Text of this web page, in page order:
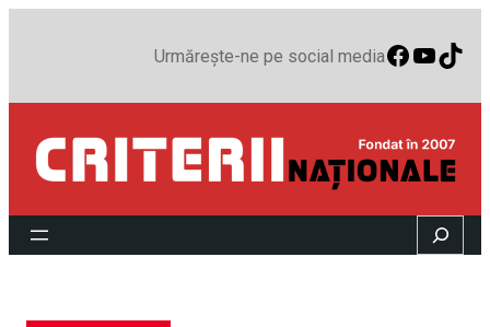
Urmărește-ne pe social media
Search